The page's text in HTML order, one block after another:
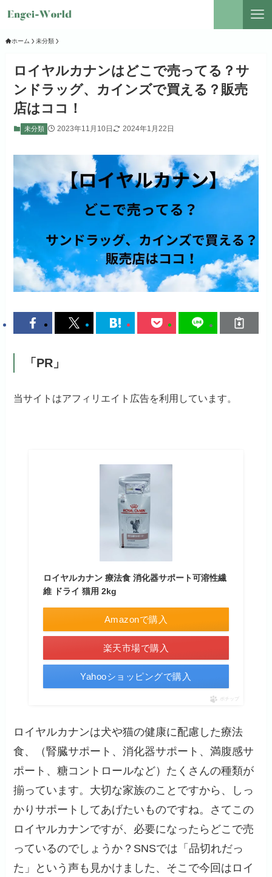
ホーム 未分類
ロイヤルカナンはどこで売ってる？サ
ンドラッグ、カインズで買える？販売
店はココ！
未分類 2023年11月10日 2024年1月22日
「PR」
当サイトはアフィリエイト広告を利用しています。
ロイヤルカナン 療法食 消化器サポート可溶性繊
維 ドライ 猫用 2kg
Amazonで購入
楽天市場で購入
Yahooショッピングで購入
ポチップ
ロイヤルカナンは犬や猫の健康に配慮した療法
食、（腎臓サポート、消化器サポート、満腹感サ
ポート、糖コントロールなど）たくさんの種類が
揃っています。大切な家族のことですから、しっ
かりサポートしてあげたいものですね。さてこの
ロイヤルカナンですが、必要になったらどこで売
っているのでしょうか？SNSでは「品切れだっ
た」という声も見かけました、そこで今回はロイ